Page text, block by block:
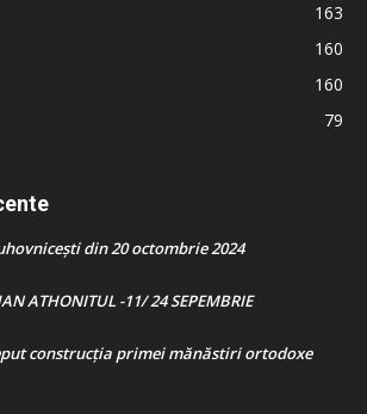
163
160
160
79
din 20 octombrie 2024
ATHONITUL -11/ 24 SEPEMBRIE
construcţia primei mănăstiri ortodoxe